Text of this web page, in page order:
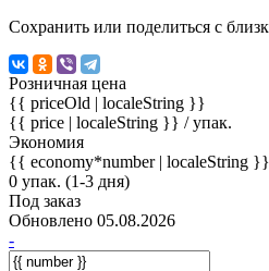
Сохранить или поделиться с
Розничная цена
{{ priceOld | localeString }}
{{ price | localeString }} / упак.
Экономия
{{ economy*number | localeString }}
0 упак. (1-3 дня)
Под заказ
Обновлено 05.08.2026
-